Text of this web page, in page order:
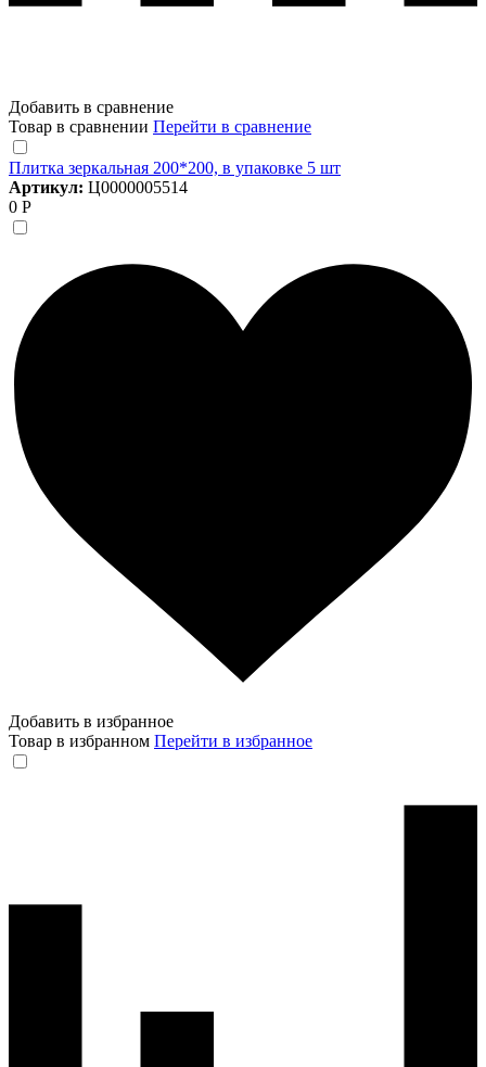
Добавить в сравнение
Товар в сравнении Перейти в сравнение
Плитка зеркальная 200*200, в упаковке 5 шт
Артикул: Ц0000005514
0 Р
Добавить в избранное
Товар в избранном Перейти в избранное